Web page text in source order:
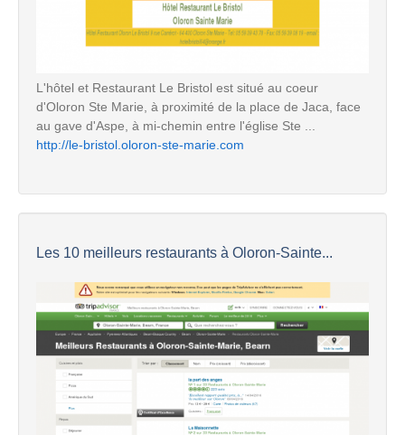
L'hôtel et Restaurant Le Bristol est situé au coeur
d'Oloron Ste Marie, à proximité de la place de Jaca, face
au gave d'Aspe, à mi-chemin entre l'église Ste ...
http://le-bristol.oloron-ste-marie.com
Les 10 meilleurs restaurants à Oloron-Sainte...